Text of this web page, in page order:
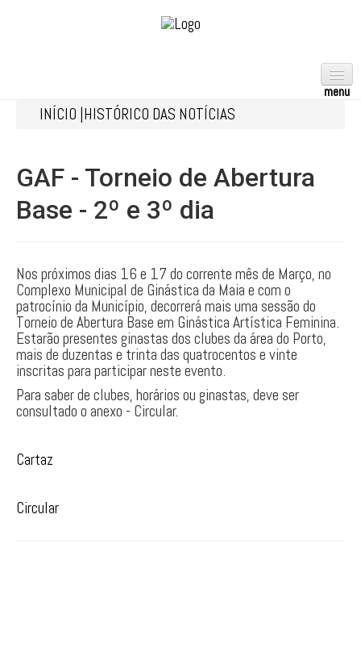
ACROBÁTICA
ARTÍSTICA
FEMININA
TRAMPOLINS
TEAMGYM
GPT
INÍCIO |HISTÓRICO DAS NOTÍCIAS
GAF - Torneio de Abertura
Base - 2º e 3º dia
Nos próximos dias 16 e 17 do corrente mês de Março, no
Complexo Municipal de Ginástica da Maia e com o
patrocínio da Município, decorrerá mais uma sessão do
Torneio de Abertura Base em Ginástica Artística Feminina.
Estarão presentes ginastas dos clubes da área do Porto,
mais de duzentas e trinta das quatrocentos e vinte
inscritas para participar neste evento.
Para saber de clubes, horários ou ginastas, deve ser
consultado o anexo - Circular.
Cartaz
Circular